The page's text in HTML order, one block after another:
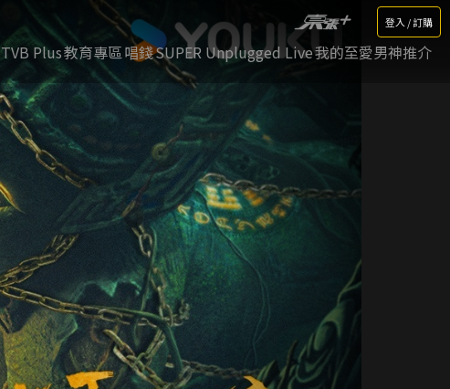
登入 / 訂購
TVB Plus教育專區唱錢SUPER Unplugged Live我的至愛男神推介